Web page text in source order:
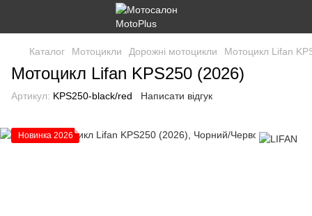
Каталог Мотоцикли Дорожні мотоцикли Мотоцикл Lifan
Мотоцикл Lifan KPS250 (2026)
Артикул: KPS250-black/red Написати відгук
Новинка 2026